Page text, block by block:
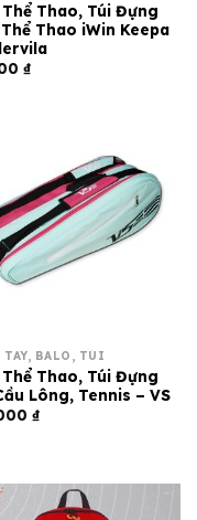
Thao, Túi Đựng
Thao iWin Keepa
₫
TAY, BALO, TÚI
Thao, Túi Đựng
Lông, Tennis – VS
₫